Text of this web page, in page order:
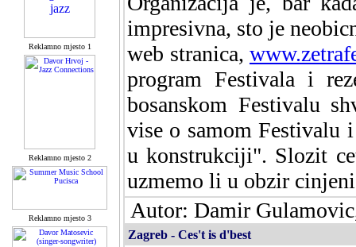
Reklamno mjesto 1
Reklamno mjesto 2
Reklamno mjesto 3
impresivna, sto je
web stranica,
program Festivala i
bosanskom Festivalu
vise o samom Festivalu
u konstrukciji". Slozit
uzmemo li u obzir
Autor: Damir
Zagreb - Ces't is d'best